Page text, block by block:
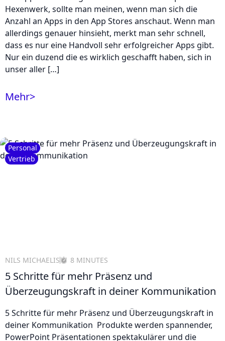
Hexenwerk, sollte man meinen, wenn man sich die
Anzahl an Apps in den App Stores anschaut. Wenn man
allerdings genauer hinsieht, merkt man sehr schnell,
dass es nur eine Handvoll sehr erfolgreicher Apps gibt.
Nur ein duzend die es wirklich geschafft haben, sich in
unser aller […]
Mehr>
Personal
Vertrieb
NILS MICHAELIS 8 MINUTES
5 Schritte für mehr Präsenz und
Überzeugungskraft in deiner Kommunikation
5 Schritte für mehr Präsenz und Überzeugungskraft in
deiner Kommunikation Produkte werden spannender,
PowerPoint Präsentationen spektakulärer und die